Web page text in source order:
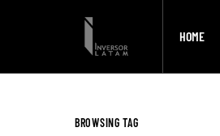
HOME
BROWSING TAG